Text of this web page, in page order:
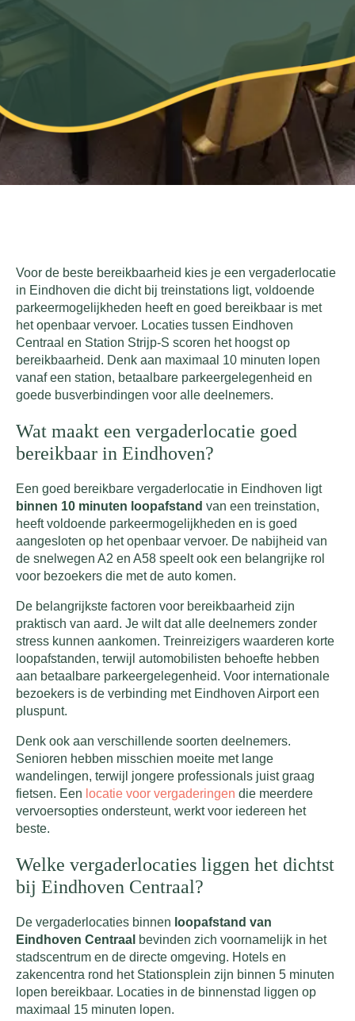
Voor de beste bereikbaarheid kies je een vergaderlocatie
in Eindhoven die dicht bij treinstations ligt, voldoende
parkeermogelijkheden heeft en goed bereikbaar is met
het openbaar vervoer. Locaties tussen Eindhoven
Centraal en Station Strijp-S scoren het hoogst op
bereikbaarheid. Denk aan maximaal 10 minuten lopen
vanaf een station, betaalbare parkeergelegenheid en
goede busverbindingen voor alle deelnemers.
Wat maakt een vergaderlocatie goed
bereikbaar in Eindhoven?
Een goed bereikbare vergaderlocatie in Eindhoven ligt
binnen 10 minuten loopafstand van een treinstation,
heeft voldoende parkeermogelijkheden en is goed
aangesloten op het openbaar vervoer. De nabijheid van
de snelwegen A2 en A58 speelt ook een belangrijke rol
voor bezoekers die met de auto komen.
De belangrijkste factoren voor bereikbaarheid zijn
praktisch van aard. Je wilt dat alle deelnemers zonder
stress kunnen aankomen. Treinreizigers waarderen korte
loopafstanden, terwijl automobilisten behoefte hebben
aan betaalbare parkeergelegenheid. Voor internationale
bezoekers is de verbinding met Eindhoven Airport een
pluspunt.
Denk ook aan verschillende soorten deelnemers.
Senioren hebben misschien moeite met lange
wandelingen, terwijl jongere professionals juist graag
fietsen. Een locatie voor vergaderingen die meerdere
vervoersopties ondersteunt, werkt voor iedereen het
beste.
Welke vergaderlocaties liggen het dichtst
bij Eindhoven Centraal?
De vergaderlocaties binnen loopafstand van
Eindhoven Centraal bevinden zich voornamelijk in het
stadscentrum en de directe omgeving. Hotels en
zakencentra rond het Stationsplein zijn binnen 5 minuten
lopen bereikbaar. Locaties in de binnenstad liggen op
maximaal 15 minuten lopen.